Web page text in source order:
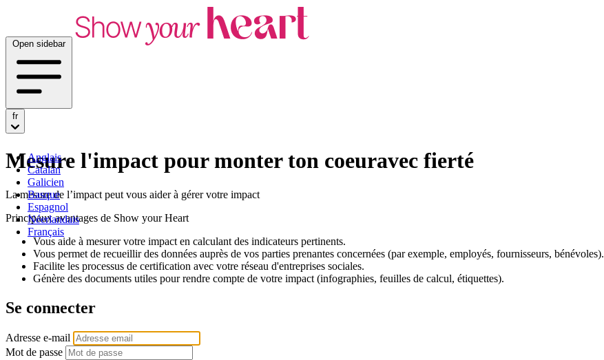
Open sidebar
fr
Anglais
Catalan
Galicien
Basque
Espagnol
Néerlandais
Français
Mesure l'impact pour monter ton coeuravec fierté
La mesure de l’impact peut vous aider à gérer votre impact
Principaux avantages de Show your Heart
Vous aide à mesurer votre impact en calculant des indicateurs pertinents.
Vous permet de recueillir des données auprès de vos parties prenantes concernées (par exemple, employés, fournisseurs, bénévoles).
Facilite les processus de certification avec votre réseau d'entreprises sociales.
Génère des documents utiles pour rendre compte de votre impact (infographies, feuilles de calcul, étiquettes).
Se connecter
Adresse e-mail
Mot de passe